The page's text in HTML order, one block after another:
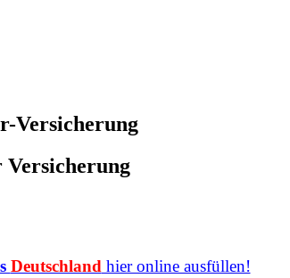
Versicherung
Deutschland hier online ausfüllen!